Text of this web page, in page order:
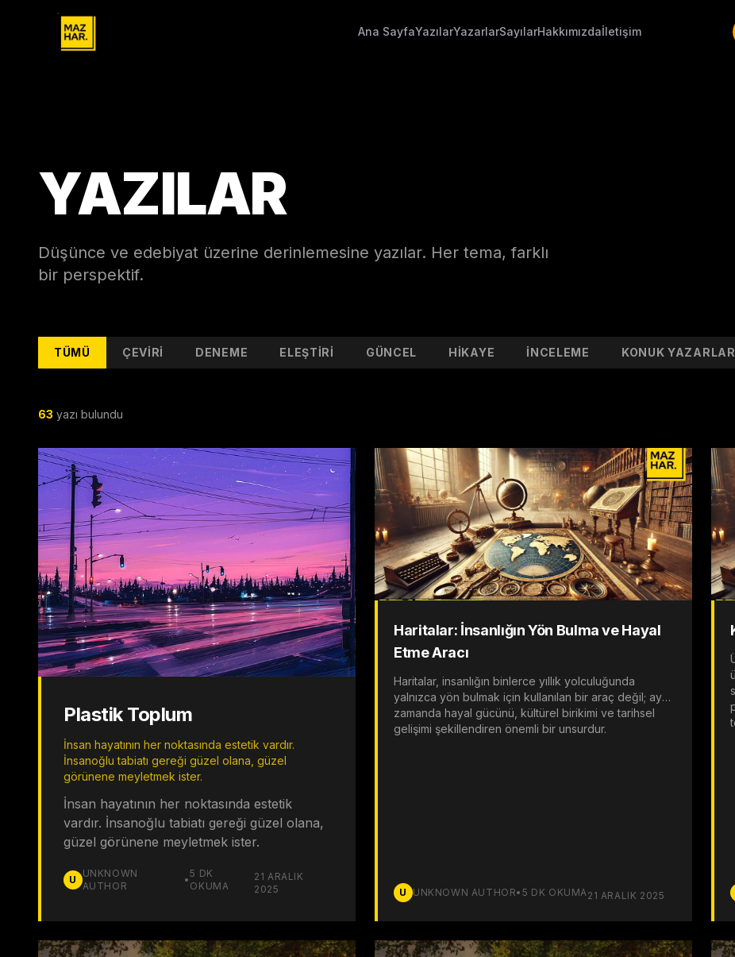
Ana SayfaYazılarYazarlarSayılarHakkımızdaİletişim
YAZILAR
Düşünce ve edebiyat üzerine derinlemesine yazılar. Her tema, farklı
bir perspektif.
TÜMÜ ÇEVIRI DENEME ELEŞTIRI GÜNCEL HIKAYE İNCELEME KONUK YAZARLAR
63 yazı bulundu
Plastik Toplum
İnsan hayatının her noktasında estetik vardır.
İnsanoğlu tabiatı gereği güzel olana, güzel
görünene meyletmek ister.
İnsan hayatının her noktasında estetik
vardır. İnsanoğlu tabiatı gereği güzel olana,
güzel görünene meyletmek ister.
U
UNKNOWN
AUTHOR
•
5 DK
OKUMA
21 ARALIK
2025
Haritalar: İnsanlığın Yön Bulma ve Hayal
Etme Aracı
Haritalar, insanlığın binlerce yıllık yolculuğunda
yalnızca yön bulmak için kullanılan bir araç değil; aynı
zamanda hayal gücünü, kültürel birikimi ve tarihsel
gelişimi şekillendiren önemli bir unsurdur.
U UNKNOWN AUTHOR•5 DK OKUMA21 ARALIK 2025